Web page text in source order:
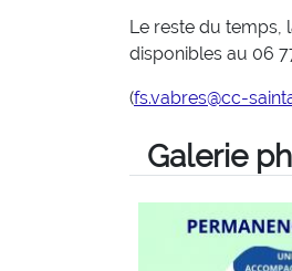
Le reste du temps,
disponibles au 06
(fs.vabres@cc-
Galerie